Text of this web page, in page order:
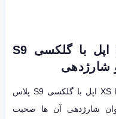
اپل با گلکسی S9
شارژدهی
در آخرین مرحله از مقایسه آیفون XS Max اپل با گلکسی S9 پلاس
شارژدهی آن ها صحبت